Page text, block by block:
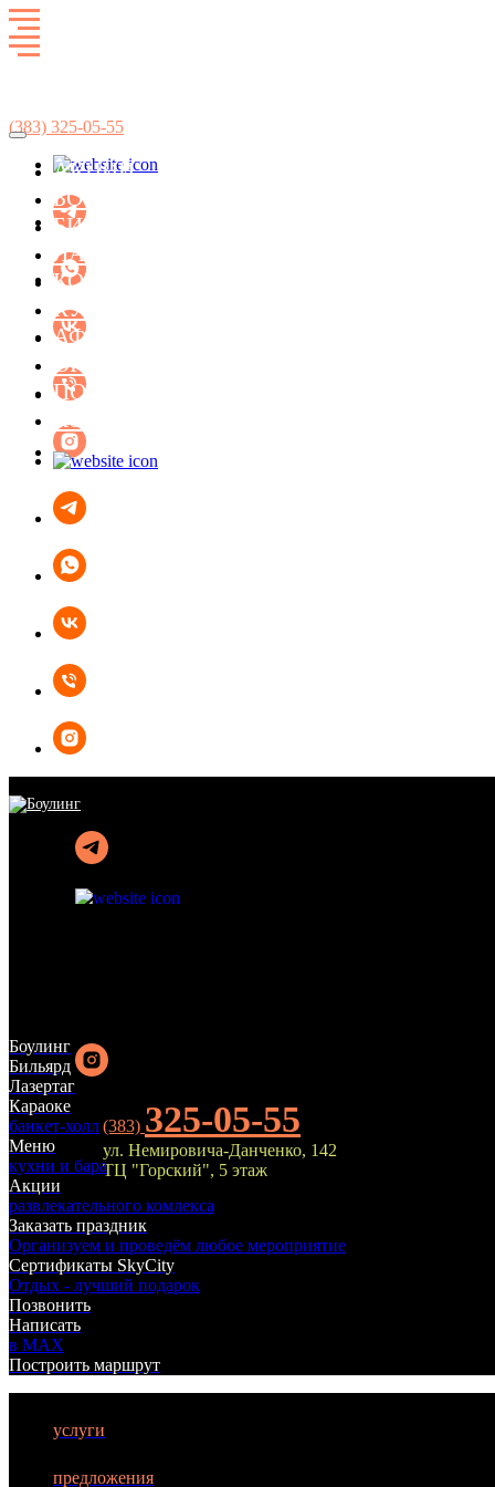
(383) 325-05-55
АКЦИИ
БОУЛИНГ
БИЛЬЯРД
ЛАЗЕРТАГ
КОНЦЕРТ-ХОЛЛ ФАСОЛЬ
КУХНЯ
АФИША МЕРОПРИЯТИЙ
ОРГАНИЗАЦИЯ ПРАЗДНИКОВ
ПОДАРОЧНЫЕ СЕРТИФИКАТЫ
КОНТАКТЫ
(383) 325-05-55
ул. Немировича-Данченко, 142
ТЦ "Горский", 5 этаж
БИЛЬЯРД
ЛАЗЕРТАГ
БОУЛИНГ
КАРАОКЕ
КУХНЯ
АФИША
БИЛЬЯРД
ЛАЗЕРТАГ
БОУЛИНГ
КУХНЯ
АФИША
АКЦИИ
ПОДАРОЧНЫЕ СЕРТИФИКАТЫ
Боулинг
Бильярд
Лазертаг
Караоке
банкет-холл
Меню
кухни и бара
Акции
развлекательного комлекса
Заказать праздник
Организуем и проведём любое мероприятие
Сертификаты SkyCity
Отдых - лучший подарок
Позвонить
Написать
в MAX
Построить маршрут
услуги
предложения